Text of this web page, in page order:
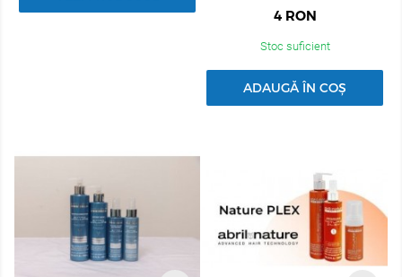
4 RON
Stoc suficient
ADAUGĂ ÎN COȘ